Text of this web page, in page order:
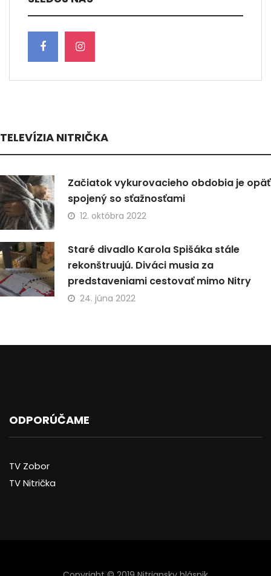
TELEVÍZIA NITRIČKA
Začiatok vykurovacieho obdobia je opäť
spojený so sťažnosťami
12. októbra 2022
Staré divadlo Karola Spišáka stále
rekonštruujú. Diváci musia za
predstaveniami cestovať mimo Nitry
24. júna 2022
ODPORÚČAME
TV Zobor
TV Nitrička